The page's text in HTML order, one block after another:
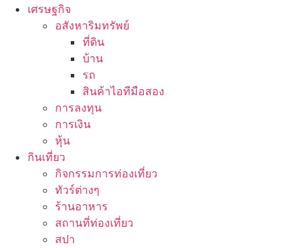
เศรษฐกิจ
อสังหาริมทรัพย์
ที่ดิน
บ้าน
รถ
สินค้าไอทีมือสอง
การลงทุน
การเงิน
หุ้น
กินเที่ยว
กิจกรรมการท่องเที่ยว
ทัวร์ต่างๆ
ร้านอาหาร
สถานที่ท่องเที่ยว
สปา